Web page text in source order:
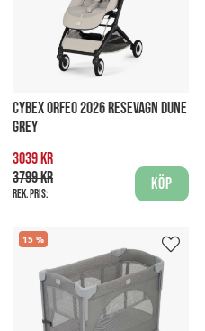
CYBEX ORFEO 2026 RESEVAGN DUNE
GREY
3039 kr
3799 kr
Rek. pris:
Köp
15